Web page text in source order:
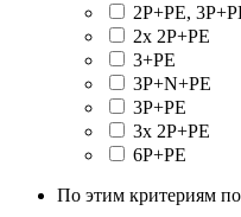
2P+PE,
2x 2P+PE
3+PE
3P+N+PE
3P+PE
3x 2P+PE
6P+PE
По этим критериям